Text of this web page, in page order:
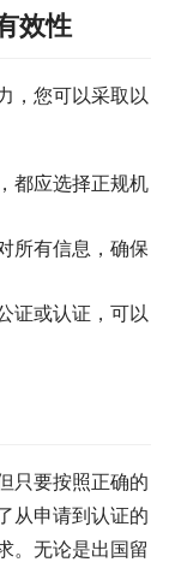
效性
，您可以采取以
都应选择正规机
所有信息，确保
证或认证，可以
只要按照正确的
从申请到认证的
。无论是出国留